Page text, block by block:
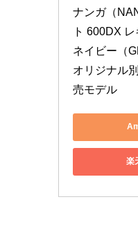
ナンガ（
ト 600DX
ネイビー（
オリジナル
売モデル
楽